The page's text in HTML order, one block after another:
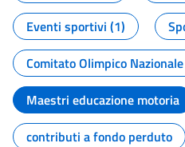
Eventi sportivi (1)
Comitato Olimpico
Maestri educazione motoria
contributi a fondo perduto